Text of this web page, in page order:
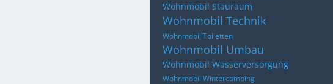
Wohnmobil Stauraum
Wohnmobil Technik
Wohnmobil Toiletten
Wohnmobil Umbau
Wohnmobil Wasserversorgung
Wohnmobil Wintercamping